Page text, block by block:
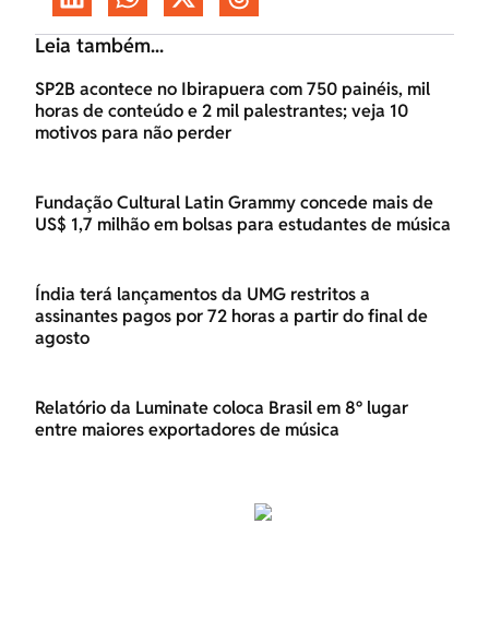
Leia também...
SP2B acontece no Ibirapuera com 750 painéis, mil
horas de conteúdo e 2 mil palestrantes; veja 10
motivos para não perder
Fundação Cultural Latin Grammy concede mais de
US$ 1,7 milhão em bolsas para estudantes de música
Índia terá lançamentos da UMG restritos a
assinantes pagos por 72 horas a partir do final de
agosto
Relatório da Luminate coloca Brasil em 8º lugar
entre maiores exportadores de música